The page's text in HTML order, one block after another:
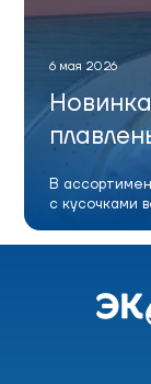
6 мая 2026
В
с кусочками